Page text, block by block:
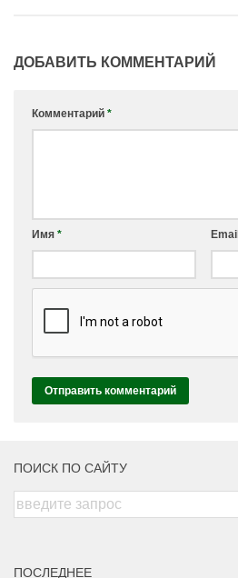
ДОБАВИТЬ КОММЕНТАРИЙ
Комментарий *
Имя * Email
ПОИСК ПО САЙТУ
ПОСЛЕДНЕЕ